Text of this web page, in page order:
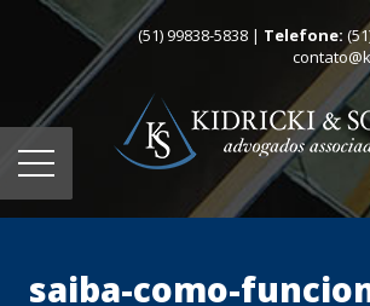
(51) 99838-5838 | Telefone:
saiba-como-